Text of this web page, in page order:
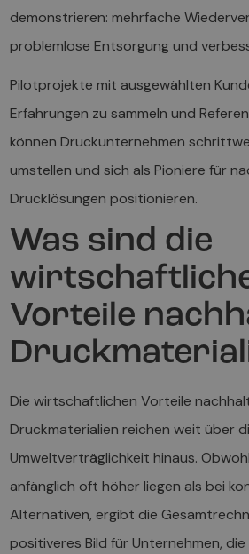
demonstrieren: mehrfache
problemlose Entsorgung und
Pilotprojekte mit ausgewählten
Erfahrungen zu sammeln und
können Druckunternehmen
umstellen und sich als Pioniere für
Drucklösungen positionieren.
Was sind die
Vorteile
Die wirtschaftlichen Vorteile
Druckmaterialien reichen weit über
Umweltverträglichkeit hinaus.
anfänglich oft höher liegen als bei
Alternativen, ergibt die
positiveres Bild für Unternehmen,